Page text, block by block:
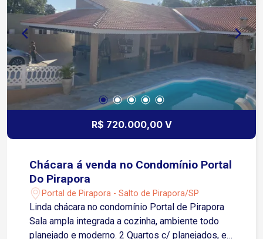
R$ 720.000,00 V
Chácara á venda no Condomínio Portal
Do Pirapora
Portal de Pirapora - Salto de Pirapora/SP
Linda chácara no condomínio Portal de Pirapora
Sala ampla integrada a cozinha, ambiente todo
planejado e moderno. 2 Quartos c/ planejados, e